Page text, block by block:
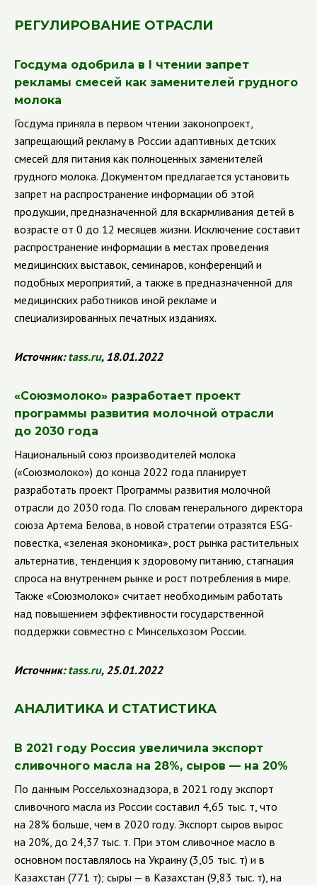
РЕГУЛИРОВАНИЕ ОТРАСЛИ
Госдума одобрила в I чтении запрет
рекламы смесей как заменителей грудного
молока
Госдума приняла в первом чтении законопроект,
запрещающий рекламу в России адаптивных детских
смесей для питания как полноценных заменителей
грудного молока. Документом предлагается установить
запрет на распространение информации об этой
продукции, предназначенной для вскармливания детей в
возрасте от 0 до 12 месяцев жизни. Исключение составит
распространение информации в местах проведения
медицинских выставок, семинаров, конференций и
подобных мероприятий, а также в предназначенной для
медицинских работников иной рекламе и
специализированных печатных изданиях.
Источник:tass.ru, 18.01.2022
«Союзмолоко» разработает проект
программы развития молочной отрасли
до 2030 года
Национальный союз производителей молока
(«Союзмолоко») до конца 2022 года планирует
разработать проект Программы развития молочной
отрасли до 2030 года. По словам генерального директора
союза Артема Белова, в новой стратегии отразятся ESG-
повестка, «зеленая экономика», рост рынка растительных
альтернатив, тенденция к здоровому питанию, стагнация
спроса на внутреннем рынке и рост потребления в мире.
Также «Союзмолоко» считает необходимым работать
над повышением эффективности государственной
поддержки совместно с Минсельхозом России.
Источник:tass.ru, 25.01.2022
АНАЛИТИКА И СТАТИСТИКА
В 2021 году Россия увеличила экспорт
сливочного масла на 28%, сыров — на 20%
По данным Россельхознадзора, в 2021 году экспорт
сливочного масла из России составил 4,65 тыс. т, что
на 28% больше, чем в 2020 году. Экспорт сыров вырос
на 20%, до 24,37 тыс. т. При этом сливочное масло в
основном поставлялось на Украину (3,05 тыс. т) и в
Казахстан (771 т); сыры — в Казахстан (9,83 тыс. т), на